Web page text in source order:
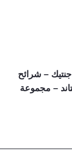
– شرائح
– مجموعة